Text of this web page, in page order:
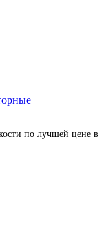
по лучшей цене в